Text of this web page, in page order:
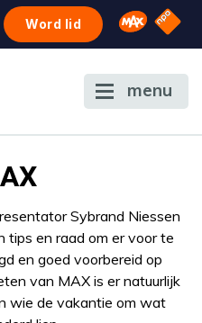
Word lid Omroep
NPO
menu
Sybrand Niessen
tips en raad om er voor te
en goed voorbereid op
van MAX is er natuurlijk
wie de vakantie om wat